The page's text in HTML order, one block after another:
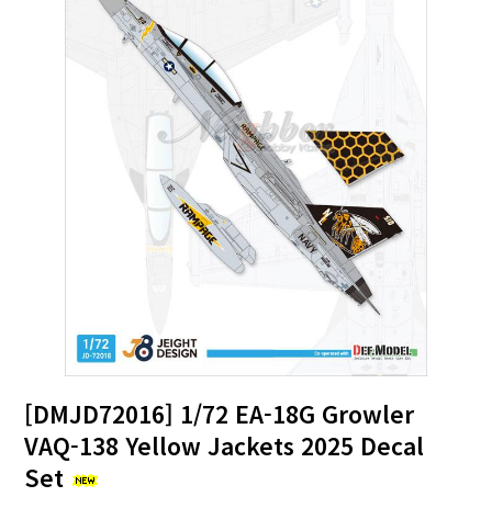
[DMJD72016] 1/72 EA-18G Growler
VAQ-138 Yellow Jackets 2025 Decal
Set